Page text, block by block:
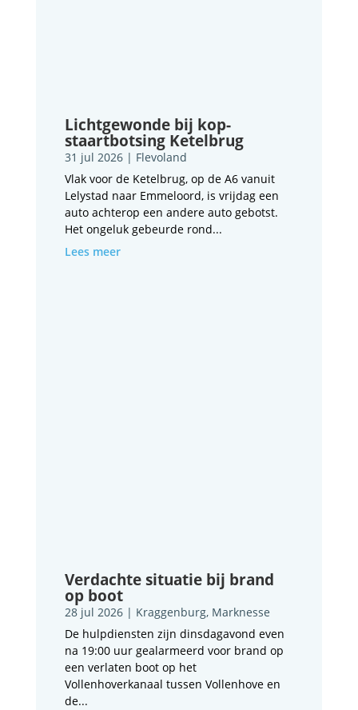
Lichtgewonde bij kop-
staartbotsing Ketelbrug
31 jul 2026| Flevoland
Vlak voor de Ketelbrug, op de A6 vanuit
Lelystad naar Emmeloord, is vrijdag een
auto achterop een andere auto gebotst.
Het ongeluk gebeurde rond...
Lees meer
Verdachte situatie bij brand
op boot
28 jul 2026| Kraggenburg, Marknesse
De hulpdiensten zijn dinsdagavond even
na 19:00 uur gealarmeerd voor brand op
een verlaten boot op het
Vollenhoverkanaal tussen Vollenhove en
de...